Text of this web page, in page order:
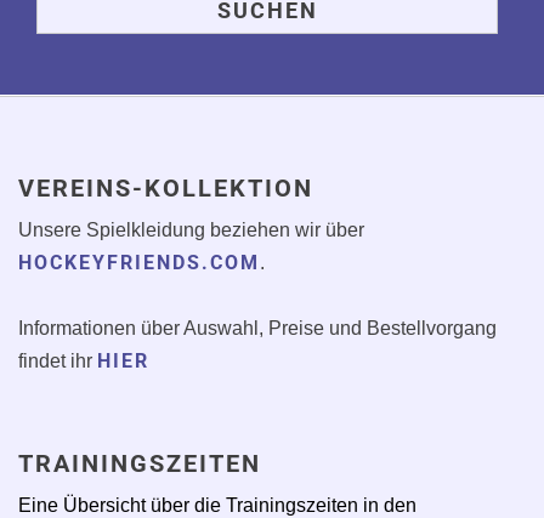
VEREINS-KOLLEKTION
Unsere Spielkleidung beziehen wir über
HOCKEYFRIENDS.COM .
Informationen über Auswahl, Preise und Bestellvorgang
findet ihr HIER
TRAININGSZEITEN
Eine Übersicht über die Trainingszeiten in den